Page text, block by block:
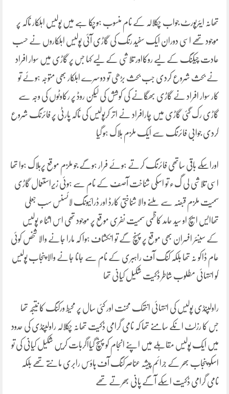
تھانہ ایئرپورٹ جواب چکلالہ کے نام منسوب ہوچکا ہے میں پولیس اہلکار ناکہ پر
موجود تھے اسی دوران ایک سفید رنگ کی گاڑی آئی پولیس اہلکاروں نے حسب
عادت چیکنگ کے لیے روکااور تلاشی کے لیے کہا جس پر گاڑی میں سوار افراد
نے بحث شروع کردی جب بحث بڑھی تو دوسرے اہلکار بھی متوجہ ہوئے تو
کار سوار افراد نے گاڑی بھگانے کی کوشش کی لیکن روڈ پر رکاوٹوں کی وجہ سے
گاڑی رک گئی گاڑی میں چارافراد نے اتر کرپولیس کی ناکہ پارٹی پر فائرنگ شروع
کردی جوابی فائرنگ سے ایک ملزم ہلاک ہو گیا
اوراسکے باقی ساتھی فائرنگ کرتے ہوئے فرار ہوگے جو ملزم موقع پرہلاک ہوا تھا
اسی تلاشی لی گء تو اسکی شناخت آصف کے نام سے ہوئی زیراستعمال گاڑی
سمیت ملزم قبضہ سے ملنے والا شناختی کارڈ اور ڈرائیونگ لائسنس سب جعلی
تھاایس ایچ او سید حامد کاظمی سمیت نفری موقع پر موجود تھی اس اثناء پولیس
کے سینئر افسران بھی موقع پر پہنچ گے تو انکشاف ہوا کہ مارا جانے والا شخص کوئی
عام ڈاکو نہ تھا بلکہ کنگ آف راہبری کے نام سے جانا جانے والا پنجاب پولیس
کو انتہائی مطلوب شاطر ڈکیت شکیل کیانی تھا
راولپنڈی پولیس کی انتہائی انتھک محنت اور کئی سال پر محیط ورکنگ کا نتیجہ تھا
جس کا رزلٹ انکے سامنے تھا کہ نامی گرامی ڈکیت تھانہ چکلالہ راولپنڈی کی حدود
میں ایک پولیس مقابلے میں اپنے انجام کو پہنچ گیااگربات کریں شکیل کیانی کی تو
اسکو پنجاب بھر کے جرائم پیشہ عناصر کنگ آف ہاؤس رابری مانتے تھے بلکہ
نامی گرامی ڈکیت اسکے آگے پانی بھرتے تھے